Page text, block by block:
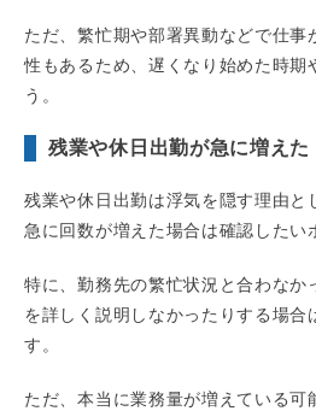
ただ、繁忙期や部署異動などで仕事
性もあるため、遅くなり始めた時期
う。
残業や休日出勤が急に増えた
残業や休日出勤は浮気を隠す理由と
急に回数が増えた場合は確認したい
特に、勤務先の繁忙状況と合わなか
を詳しく説明しなかったりする場合
す。
ただ、本当に業務量が増えている可